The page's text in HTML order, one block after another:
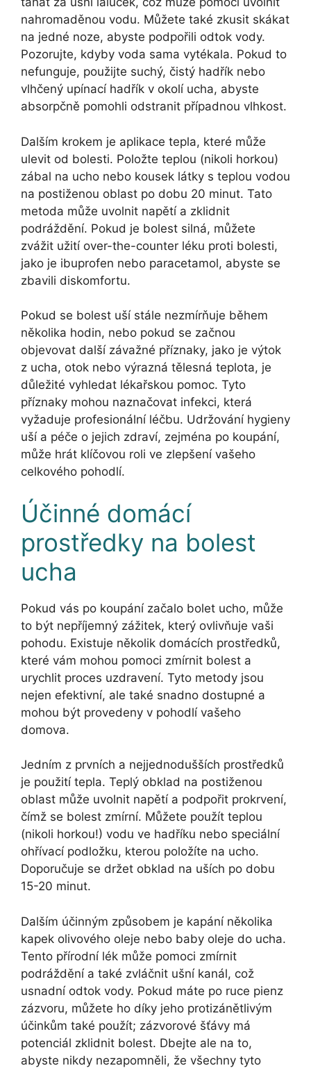
nahromaděnou vodu. Můžete také zkusit skákat
na jedné noze, abyste podpořili odtok vody.
Pozorujte, kdyby voda sama vytékala. Pokud to
nefunguje, použijte suchý, čistý hadřík nebo
vlhčený upínací hadřík v okolí ucha, abyste
absorpčně pomohli odstranit případnou vlhkost.
Dalším krokem je aplikace tepla, které může
ulevit od bolesti. Položte teplou (nikoli horkou)
zábal na ucho nebo kousek látky s teplou vodou
na postiženou oblast po dobu 20 minut. Tato
metoda může uvolnit napětí a zklidnit
podráždění. Pokud je bolest silná, můžete
zvážit užití over-the-counter léku proti bolesti,
jako je ibuprofen nebo paracetamol, abyste se
zbavili diskomfortu.
Pokud se bolest uší stále nezmírňuje během
několika hodin, nebo pokud se začnou
objevovat další závažné příznaky, jako je výtok
z ucha, otok nebo výrazná tělesná teplota, je
důležité vyhledat lékařskou pomoc. Tyto
příznaky mohou naznačovat infekci, která
vyžaduje profesionální léčbu. Udržování hygieny
uší a péče o jejich zdraví, zejména po koupání,
může hrát klíčovou roli ve zlepšení vašeho
celkového pohodlí.
Účinné domácí
prostředky na bolest
ucha
Pokud vás po koupání začalo bolet ucho, může
to být nepříjemný zážitek, který ovlivňuje vaši
pohodu. Existuje několik domácích prostředků,
které vám mohou pomoci zmírnit bolest a
urychlit proces uzdravení. Tyto metody jsou
nejen efektivní, ale také snadno dostupné a
mohou být provedeny v pohodlí vašeho
domova.
Jedním z prvních a nejjednodušších prostředků
je použití tepla. Teplý obklad na postiženou
oblast může uvolnit napětí a podpořit prokrvení,
čímž se bolest zmírní. Můžete použít teplou
(nikoli horkou!) vodu ve hadříku nebo speciální
ohřívací podložku, kterou položíte na ucho.
Doporučuje se držet obklad na uších po dobu
15-20 minut.
Dalším účinným způsobem je kapání několika
kapek olivového oleje nebo baby oleje do ucha.
Tento přírodní lék může pomoci zmírnit
podráždění a také zvláčnit ušní kanál, což
usnadní odtok vody. Pokud máte po ruce pienz
zázvoru, můžete ho díky jeho protizánětlivým
účinkům také použít; zázvorové šťávy má
potenciál zklidnit bolest. Dbejte ale na to,
abyste nikdy nezapomněli, že všechny tyto